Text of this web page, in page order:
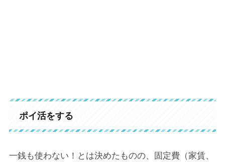
ポイ活をする
一銭も使わない！とは決めたものの、固定費（家賃、